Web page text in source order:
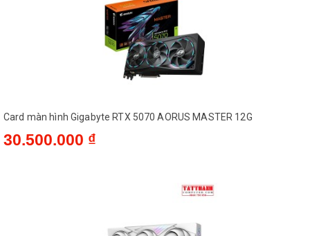
Card màn hình Gigabyte RTX 5070 AORUS MASTER 12G
30.500.000 ₫